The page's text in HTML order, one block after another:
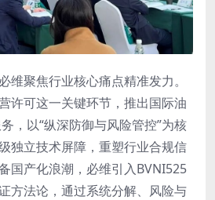
维聚焦行业核心痛点精准发力。
许可这一关键环节，推出国际油
，以“纵深防御与风险管控”为核
独立技术屏障，重塑行业合规信
国产化浪潮，必维引入BVNI525
方法论，通过系统分解、风险与